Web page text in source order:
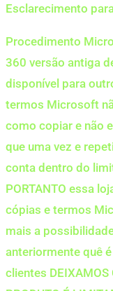
Esclarecimento
Procedimento
360 versão antiga
disponível para
termos Microsoft
como copiar e não
que uma vez e
conta dentro do
PORTANTO essa
cópias e termos
mais a
anteriormente quê
clientes DEIXAMOS